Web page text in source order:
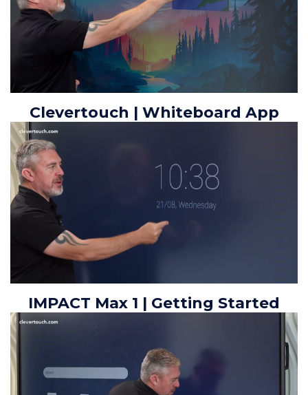
Clevertouch | Whiteboard App
IMPACT Max 1 | Getting Started